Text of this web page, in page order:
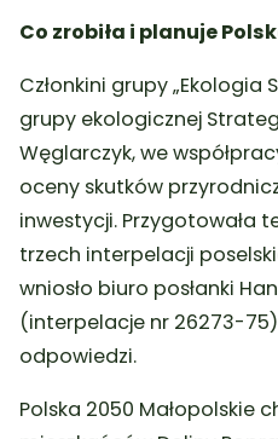
Co zrobiła i planuje
Członkini grupy „Ekologia
grupy ekologicznej
Węglarczyk, we
oceny skutków
inwestycji. Przygotowała
trzech interpelacji
wniosło biuro posłanki
(interpelacje nr 26273-75)
odpowiedzi.
Polska 2050 Małopolskie